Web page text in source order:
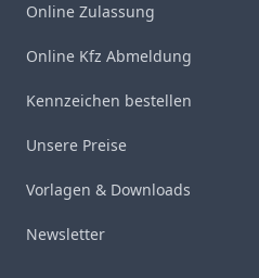
Online Zulassung
Online Kfz Abmeldung
Kennzeichen bestellen
Unsere Preise
Vorlagen & Downloads
Newsletter